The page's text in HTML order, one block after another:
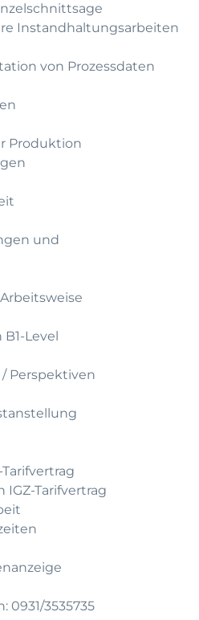
Instandhaltungsarbeiten
von Prozessdaten
Produktion
und
Level
Perspektiven
IGZ-Tarifvertrag
0931/3535735